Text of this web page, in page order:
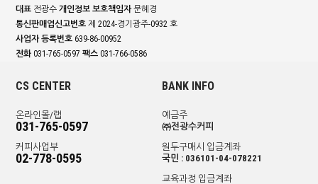
대표 전광수개인정보 보호책임자문혜경
통신판매업신고번호 제 2024-경기광주-0932 호
사업자 등록번호 639-86-00952
전화 031-765-0597팩스 031-766-0586
CS CENTER
온라인몰/랩
031-765-0597
커피사업부
02-778-0595
BANK INFO
예금주
㈜전광수커피
원두구매시 입금계좌
국민 : 036101-04-078221
교육과정 입금계좌